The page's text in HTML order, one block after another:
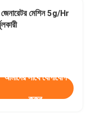
জেনারেটর মেশিন 5g/Hr
আমাদের সাথে যোগাযোগ
করুন